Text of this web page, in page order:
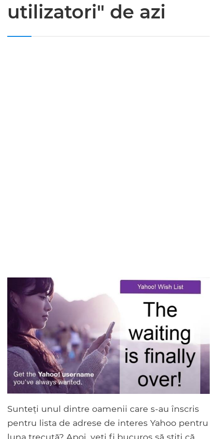
utilizatori" de azi
Sunteți unul dintre oamenii care s-au înscris
pentru lista de adrese de interes Yahoo pentru
luna trecută? Apoi, veți fi bucuros să știți că